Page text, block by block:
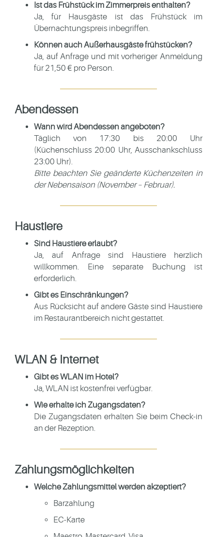
Ist das Frühstück im Zimmerpreis enthalten?
Ja, für Hausgäste ist das Frühstück im
Übernachtungspreis inbegriffen.
Können auch Außerhausgäste frühstücken?
Ja, auf Anfrage und mit vorheriger Anmeldung
für 21,50 € pro Person.
Abendessen
Wann wird Abendessen angeboten?
Täglich von 17:30 bis 20:00 Uhr
(Küchenschluss 20:00 Uhr, Ausschankschluss
23:00 Uhr).
Bitte beachten Sie geänderte Küchenzeiten in
der Nebensaison (November – Februar).
Haustiere
Sind Haustiere erlaubt?
Ja, auf Anfrage sind Haustiere herzlich
willkommen. Eine separate Buchung ist
erforderlich.
Gibt es Einschränkungen?
Aus Rücksicht auf andere Gäste sind Haustiere
im Restaurantbereich nicht gestattet.
WLAN & Internet
Gibt es WLAN im Hotel?
Ja, WLAN ist kostenfrei verfügbar.
Wie erhalte ich Zugangsdaten?
Die Zugangsdaten erhalten Sie beim Check-in
an der Rezeption.
Zahlungsmöglichkeiten
Welche Zahlungsmittel werden akzeptiert?
Barzahlung
EC-Karte